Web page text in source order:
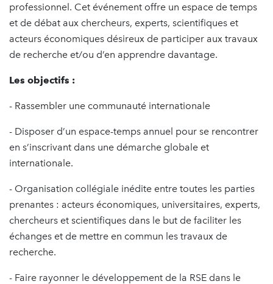
professionnel. Cet événement offre un espace de temps
et de débat aux chercheurs, experts, scientifiques et
acteurs économiques désireux de participer aux travaux
de recherche et/ou d’en apprendre davantage.
Les objectifs :
- Rassembler une communauté internationale
- Disposer d’un espace-temps annuel pour se rencontrer
en s’inscrivant dans une démarche globale et
internationale.
- Organisation collégiale inédite entre toutes les parties
prenantes : acteurs économiques, universitaires, experts,
chercheurs et scientifiques dans le but de faciliter les
échanges et de mettre en commun les travaux de
recherche.
- Faire rayonner le développement de la RSE dans le